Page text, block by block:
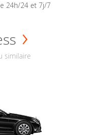
24h/24 et 7j/7
similaire